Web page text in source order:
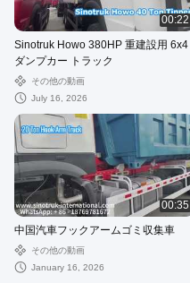
00:22
Sinotruk Howo 380HP 重建設用 6x4
ダンプカー トラック
その他の動画
July 16, 2026
00:35
中国汽車フックアームゴミ収集車
その他の動画
January 16, 2026